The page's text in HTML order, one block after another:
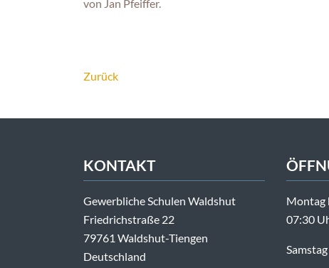
von Jan Pfeiffer.
Zurück
KONTAKT
Gewerbliche Schulen Waldshut
Friedrichstraße 22
79761 Waldshut-Tiengen
Deutschland
Montag
07:30